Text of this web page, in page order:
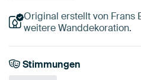
Original erstellt von Frans
weitere Wanddekoration.
Stimmungen